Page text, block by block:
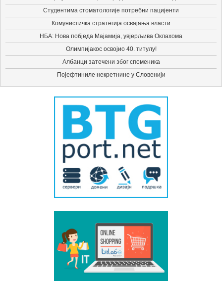
Студентима стоматологије потребни пацијенти
Комунистичка стратегија освајања власти
НБА: Нова побједа Мајамија, увјерљива Оклахома
Олимпијакос освојио 40. титулу!
Албанци затечени због споменика
Појефтиниле некретнине у Словенији